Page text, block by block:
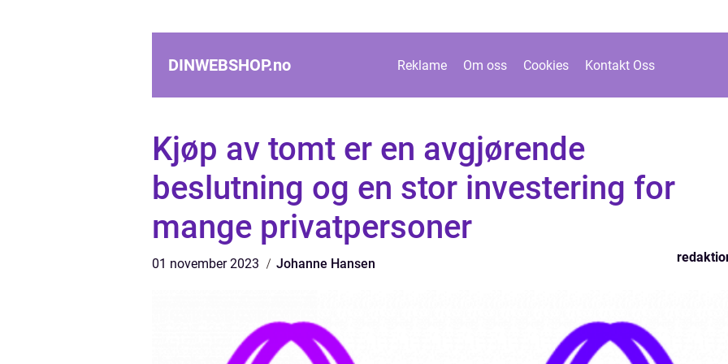
DINWEBSHOP.no Reklame Om oss Cookies Kontakt Oss
Kjøp av tomt er en avgjørende
beslutning og en stor investering for
mange privatpersoner
01 november 2023 Johanne Hansen